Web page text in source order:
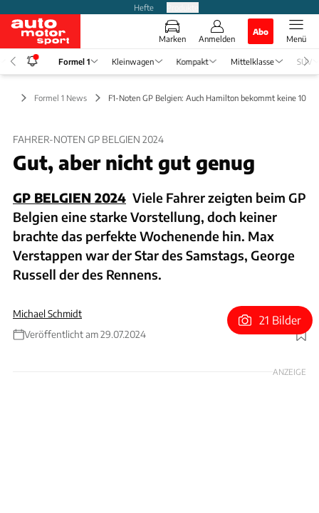
Hefte
Marken Anmelden
Abo
Menü
Formel 1 Kleinwagen Kompakt Mittelklasse SUV
Formel 1 News F1-Noten GP Belgien: Auch Hamilton bekommt keine 10
FAHRER-NOTEN GP BELGIEN 2024
Gut, aber nicht gut genug
GP BELGIEN 2024 Viele Fahrer zeigten beim GP
Belgien eine starke Vorstellung, doch keiner
brachte das perfekte Wochenende hin. Max
Verstappen war der Star des Samstags, George
Russell der des Rennens.
Michael Schmidt
Veröffentlicht am 29.07.2024
Foto: xpb
21 Bilder
ANZEIGE